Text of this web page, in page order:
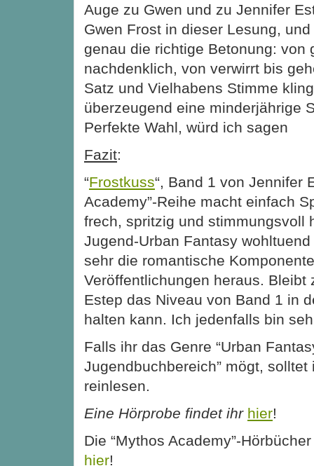
Auge zu Gwen und zu Jennifer
Gwen Frost in dieser Lesung,
genau die richtige Betonung: von
nachdenklich, von verwirrt bis
Satz und Vielhabens Stimme
überzeugend eine minderjährige
Perfekte Wahl, würd ich sagen
Fazit:
“Frostkuss“, Band 1 von Jennifer
Academy”-Reihe macht einfach
frech, spritzig und stimmungsvoll
Jugend-Urban Fantasy
sehr die romantische
Veröffentlichungen heraus. Bleibt
Estep das Niveau von Band 1 in
halten kann. Ich jedenfalls bin
Falls ihr das Genre “Urban
Jugendbuchbereich” mögt, solltet
reinlesen.
Eine Hörprobe findet ihr hier!
Die “Mythos Academy”-
hier!